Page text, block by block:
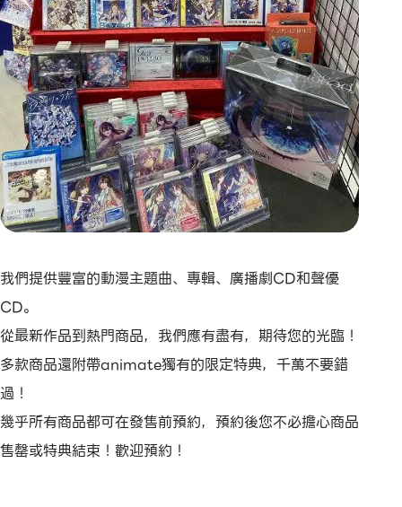
我們提供豐富的動漫主題曲、專輯、廣播劇CD和聲優
CD。
從最新作品到熱門商品，我們應有盡有，期待您的光臨！
多款商品還附帶animate獨有的限定特典，千萬不要錯
過！
幾乎所有商品都可在發售前預約，預約後您不必擔心商品
售罄或特典結束！歡迎預約！